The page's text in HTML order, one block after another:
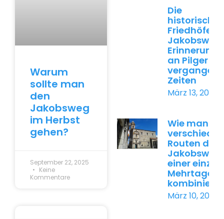
Warum
sollte man
den
Jakobsweg
im Herbst
gehen?
September 22, 2025
Keine
Kommentare
Die
Friedhöfe
Erinnerung
an Pilger
Zeiten
März 13, 2026
Wie man
Routen des
einer
kombiniert
März 10, 2026